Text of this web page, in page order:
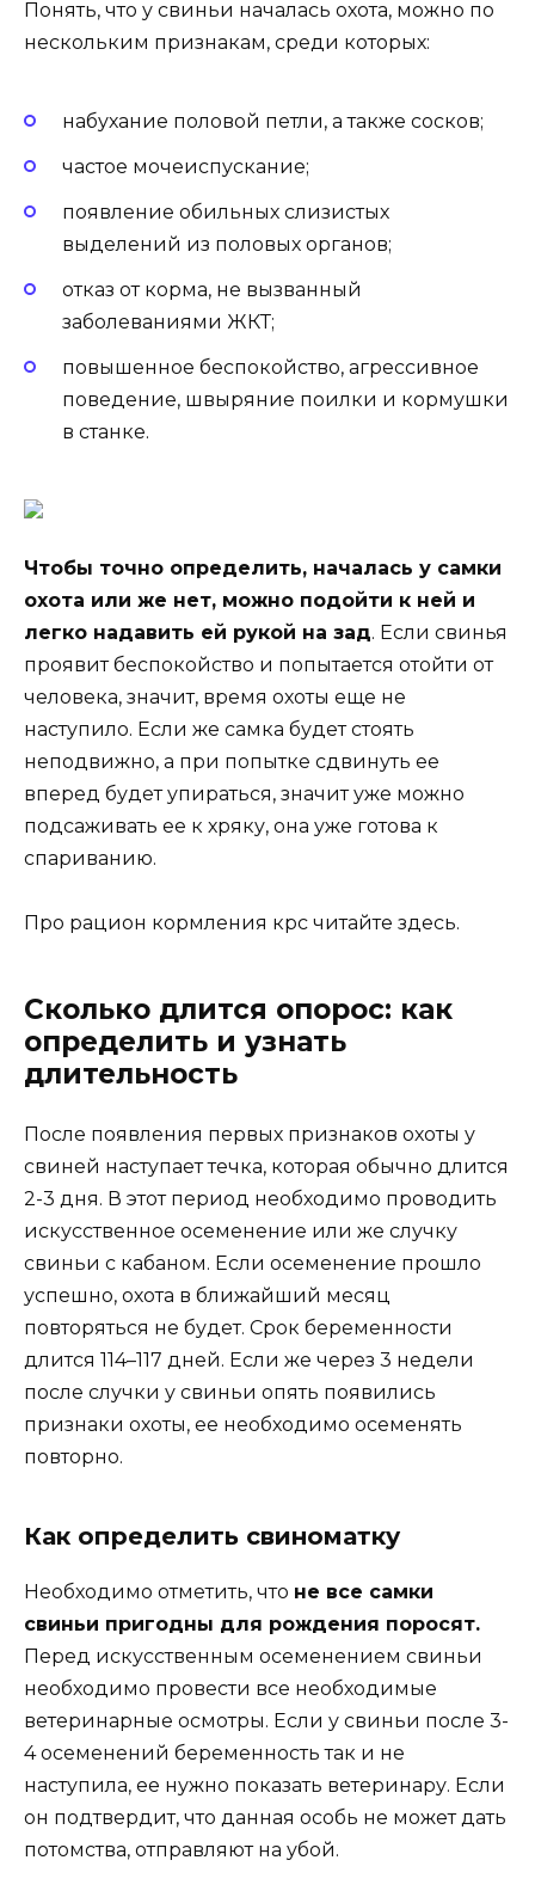
Понять, что у свиньи началась охота, можно по
нескольким признакам, среди которых:
набухание половой петли, а также сосков;
частое мочеиспускание;
появление обильных слизистых
выделений из половых органов;
отказ от корма, не вызванный
заболеваниями ЖКТ;
повышенное беспокойство, агрессивное
поведение, швыряние поилки и кормушки
в станке.
Чтобы точно определить, началась у самки
охота или же нет, можно подойти к ней и
легко надавить ей рукой на зад. Если свинья
проявит беспокойство и попытается отойти от
человека, значит, время охоты еще не
наступило. Если же самка будет стоять
неподвижно, а при попытке сдвинуть ее
вперед будет упираться, значит уже можно
подсаживать ее к хряку, она уже готова к
спариванию.
Про рацион кормления крс читайте здесь.
Сколько длится опорос: как
определить и узнать
длительность
После появления первых признаков охоты у
свиней наступает течка, которая обычно длится
2-3 дня. В этот период необходимо проводить
искусственное осеменение или же случку
свиньи с кабаном. Если осеменение прошло
успешно, охота в ближайший месяц
повторяться не будет. Срок беременности
длится 114–117 дней. Если же через 3 недели
после случки у свиньи опять появились
признаки охоты, ее необходимо осеменять
повторно.
Как определить свиноматку
Необходимо отметить, что не все самки
свиньи пригодны для рождения поросят.
Перед искусственным осеменением свиньи
необходимо провести все необходимые
ветеринарные осмотры. Если у свиньи после 3-
4 осеменений беременность так и не
наступила, ее нужно показать ветеринару. Если
он подтвердит, что данная особь не может дать
потомства, отправляют на убой.